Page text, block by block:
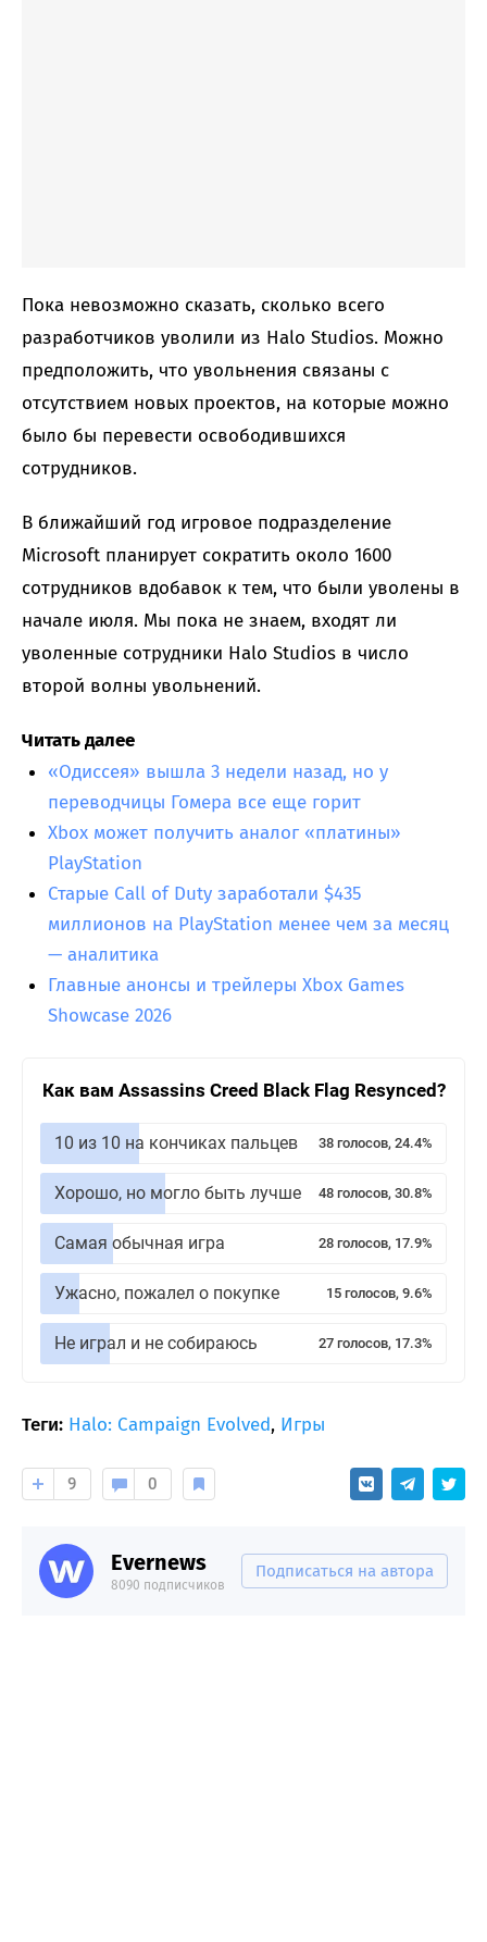
Пока невозможно сказать, сколько всего
разработчиков уволили из Halo Studios. Можно
предположить, что увольнения связаны с
отсутствием новых проектов, на которые можно
было бы перевести освободившихся
сотрудников.
В ближайший год игровое подразделение
Microsoft планирует сократить около 1600
сотрудников вдобавок к тем, что были уволены в
начале июля. Мы пока не знаем, входят ли
уволенные сотрудники Halo Studios в число
второй волны увольнений.
Читать далее
«Одиссея» вышла 3 недели назад, но у
переводчицы Гомера все еще горит
Xbox может получить аналог «платины»
PlayStation
Старые Call of Duty заработали $435
миллионов на PlayStation менее чем за месяц
— аналитика
Главные анонсы и трейлеры Xbox Games
Showcase 2026
Как вам Assassins Creed Black Flag Resynced?
10 из 10 на кончиках пальцев 38 голосов, 24.4%
Хорошо, но могло быть лучше 48 голосов, 30.8%
Самая обычная игра 28 голосов, 17.9%
Ужасно, пожалел о покупке 15 голосов, 9.6%
Не играл и не собираюсь 27 голосов, 17.3%
Теги: Halo: Campaign Evolved, Игры
9 0
Evernews
8090 подписчиков
Подписаться на автора